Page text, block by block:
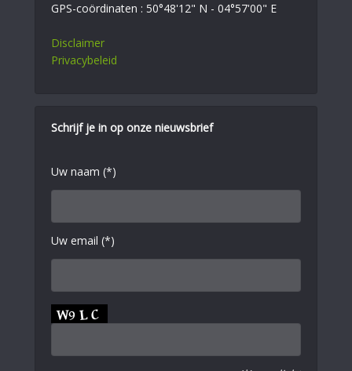
GPS-coördinaten : 50°48'12" N - 04°57'00" E
Disclaimer
Privacybeleid
Schrijf je in op onze nieuwsbrief
Uw naam (*)
Uw email (*)